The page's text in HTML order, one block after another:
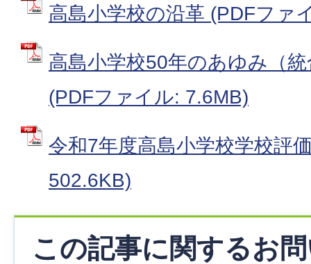
高島小学校の沿革 (PDFファ
高島小学校50年のあゆみ（
(PDFファイル: 7.6MB)
令和7年度高島小学校学校評
502.6KB)
この記事に関するお